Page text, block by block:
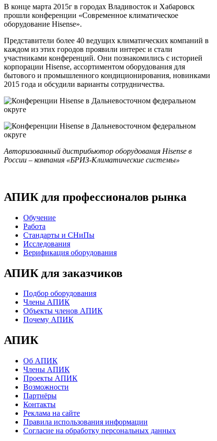
В конце марта 2015г в городах Владивосток и Хабаровск
прошли конференции «Современное климатическое
оборудование Hisense».
Представители более 40 ведущих климатических компаний в
каждом из этих городов проявили интерес и стали
участниками конференций. Они познакомились с историей
корпорации Hisense, ассортиментом оборудования для
бытового и промышленного кондиционирования, новинками
2015 года и обсудили варианты сотрудничества.
Авторизованный дистрибьютор оборудования Hisense в
России – компания «БРИЗ-Климатические системы»
АПИК для профессионалов рынка
Обучение
Работа
Стандарты и СНиПы
Исследования
Верификация оборудования
АПИК для заказчиков
Подбор оборудования
Члены АПИК
Объекты членов АПИК
Почему АПИК
АПИК
Об АПИК
Члены АПИК
Проекты АПИК
Возможности
Партнёры
Контакты
Реклама на сайте
Правила использования информации
Согласие на обработку персональных данных